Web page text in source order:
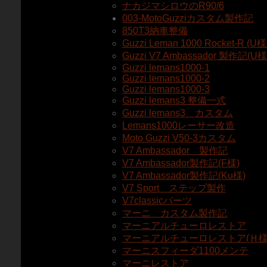
ナカジマシロウのR90/6
003-MotoGuzziカスタム製作記
850T3納車整備
Guzzi Leman 1000 Rocket-R (U様
Guzzi V7 Ambassador 製作記(U様
Guzzi lemans1000-1
Guzzi lemans1000-2
Guzzi lemans1000-3
Guzzi lemans3 整備一式
Guzzi lemans3 カスタム
Lemans1000レーサー改造
Moto Guzzi V50-3カスタム
V7 Ambassador 製作記
V7 Ambassador製作記(F様)
V7 Ambassador製作記(Ku様)
V7 Sport ステップ製作
V7classicパーツ
マーニ カスタム製作記
マーニアルチューロレストア
マーニアルチューロレストア(Ｈ
マーニスフィーダ1100メンテ
マーニレストア